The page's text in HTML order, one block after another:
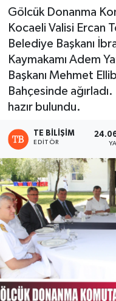
Gölcük Donanma
Kocaeli Valisi Ercan
Belediye Başkanı
Kaymakamı Adem
Başkanı Mehmet
Bahçesinde
hazır bulundu.
TE BILIŞIM
EDITÖR